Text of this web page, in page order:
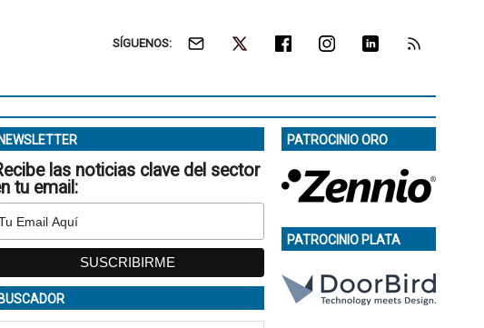
SÍGUENOS:
NEWSLETTER
las noticias clave del sector
tu email:
BUSCADOR
PATROCINIO ORO
PATROCINIO PLATA